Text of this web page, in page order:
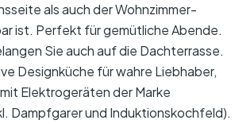
als auch der Wohnzimmer-
ist. Perfekt für gemütliche Abende.
Sie auch auf die Dachterrasse.
Designküche für wahre Liebhaber,
Elektrogeräten der Marke
Dampfgarer und Induktionskochfeld).